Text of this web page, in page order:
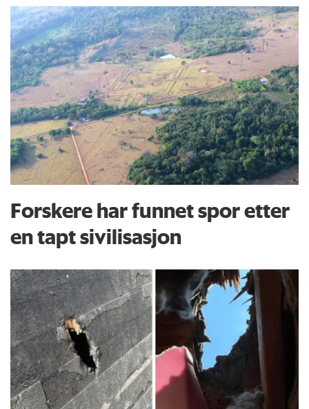
Forskere har funnet spor etter
en tapt sivilisasjon